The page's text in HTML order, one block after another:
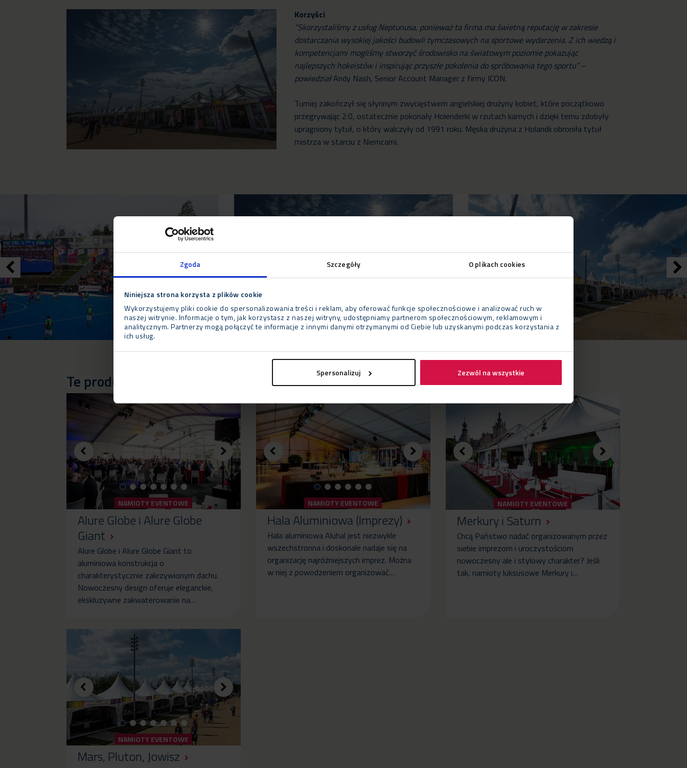
Zgoda Szczegóły O plikach cookies
Niniejsza strona korzysta z plików cookie
Wykorzystujemy pliki cookie do spersonalizowania treści i reklam, aby oferować funkcje społecznościowe i analizować ruch w
naszej witrynie. Informacje o tym, jak korzystasz z naszej witryny, udostępniamy partnerom społecznościowym, reklamowym i
analitycznym. Partnerzy mogą połączyć te informacje z innymi danymi otrzymanymi od Ciebie lub uzyskanymi podczas korzystania z
ich usług.
Spersonalizuj Zezwól na wszystkie
Korzyści
“Skorzystaliśmy z usług Neptunusa, ponieważ ta firma ma świetną reputację w zakresie
dostarczania wysokiej jakości budowli tymczasowych na sportowe wydarzenia. Z ich wiedzą i
kompetencjami mogliśmy stworzyć środowisko na światowym poziomie pokazując
najlepszych hokeistów i inspirując przyszłe pokolenia do spróbowania tego sportu” –
powiedziałAndy Nash, Senior Account Manager z firmy ICON.
Turniej zakończył się słynnym zwycięstwem angielskiej drużyny kobiet, które początkowo
przegrywając 2:0, ostatecznie pokonały Holenderki w rzutach karnych i dzięki temu zdobyły
upragniony tytuł, o który walczyły od 1991 roku. Męska drużyna z Holandii obroniła tytuł
mistrza w starciu z Niemcami.
Te produkty zostały wykorzystane w projekcie:
NAMIOTY EVENTOWE
Alure Globe i Alure Globe
Giant
Alure Globe i Alure Globe Giant to
aluminiowa konstrukcja o
charakterystycznie zakrzywionym dachu.
Nowoczesny design oferuje eleganckie,
ekskluzywne zakwaterowanie na…
NAMIOTY EVENTOWE
Hala Aluminiowa (Imprezy)
Hala aluminiowa Aluhal jest niezwykle
wszechstronna i doskonale nadaje się na
organizację najróżniejszych imprez. Można
w niej z powodzeniem organizować…
NAMIOTY EVENTOWE
Merkury i Saturn
Chcą Państwo nadać organizowanym przez
siebie imprezom i uroczystościom
nowoczesny ale i stylowy charakter? Jeśli
tak, namioty luksusowe Merkury i…
NAMIOTY EVENTOWE
Mars, Pluton, Jowisz